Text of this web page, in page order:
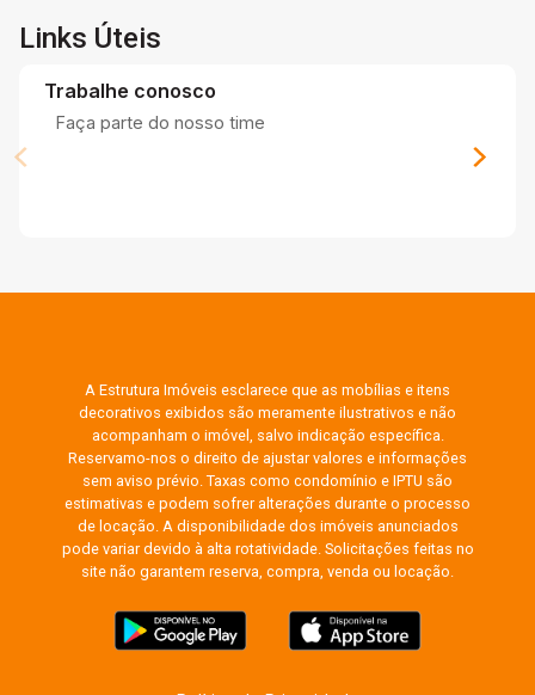
Links Úteis
Trabalhe conosco
Faça parte do nosso time
A Estrutura Imóveis esclarece que as mobílias e itens
decorativos exibidos são meramente ilustrativos e não
acompanham o imóvel, salvo indicação específica.
Reservamo-nos o direito de ajustar valores e informações
sem aviso prévio. Taxas como condomínio e IPTU são
estimativas e podem sofrer alterações durante o processo
de locação. A disponibilidade dos imóveis anunciados
pode variar devido à alta rotatividade. Solicitações feitas no
site não garantem reserva, compra, venda ou locação.